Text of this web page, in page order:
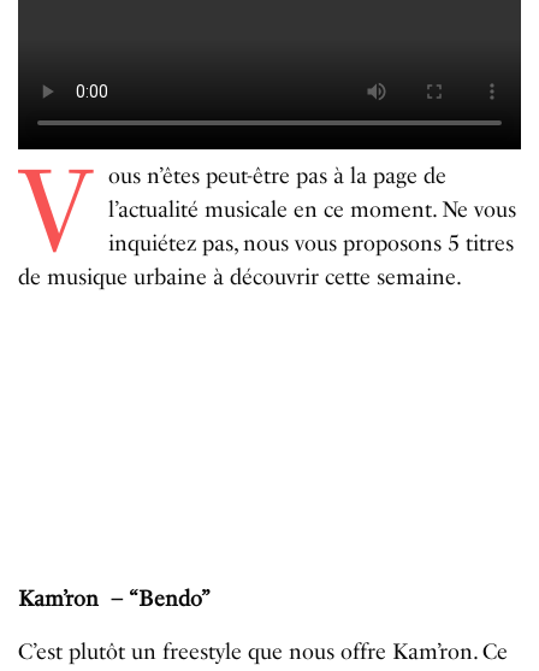
V ous n’êtes peut-être pas à la page de
l’actualité musicale en ce moment. Ne vous
inquiétez pas, nous vous proposons 5 titres
de musique urbaine à découvrir cette semaine.
Kam’ron – “Bendo”
C’est plutôt un freestyle que nous offre Kam’ron. Ce